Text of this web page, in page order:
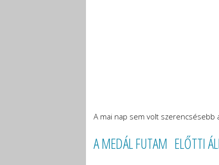
A mai nap sem volt
A MEDÁL FUTAM ELŐTTI